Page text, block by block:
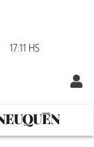
17:11 HS